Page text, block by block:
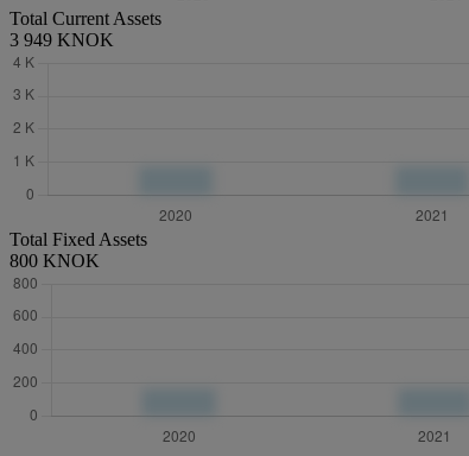
Total Current Assets
3 949 KNOK
Total Fixed Assets
800 KNOK